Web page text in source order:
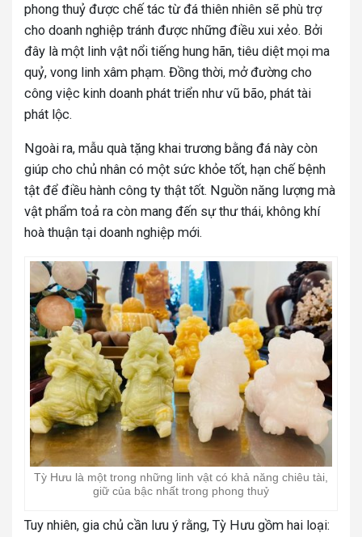
phong thuỷ được chế tác từ đá thiên nhiên sẽ phù trợ
cho doanh nghiệp tránh được những điều xui xẻo. Bởi
đây là một linh vật nổi tiếng hung hãn, tiêu diệt mọi ma
quỷ, vong linh xâm phạm. Đồng thời, mở đường cho
công việc kinh doanh phát triển như vũ bão, phát tài
phát lộc.
Ngoài ra, mẫu quà tặng khai trương bằng đá này còn
giúp cho chủ nhân có một sức khỏe tốt, hạn chế bệnh
tật để điều hành công ty thật tốt. Nguồn năng lượng mà
vật phẩm toả ra còn mang đến sự thư thái, không khí
hoà thuận tại doanh nghiệp mới.
Tỳ Hưu là một trong những linh vật có khả năng chiêu tài,
giữ của bậc nhất trong phong thuỷ
Tuy nhiên, gia chủ cần lưu ý rằng, Tỳ Hưu gồm hai loại: